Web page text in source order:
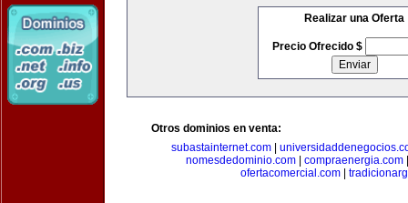
Realizar una Oferta
Precio Ofrecido $
Otros dominios en venta:
subastainternet.com|
nomesdedominio.com| compraenergia.com
ofertacomercial.com